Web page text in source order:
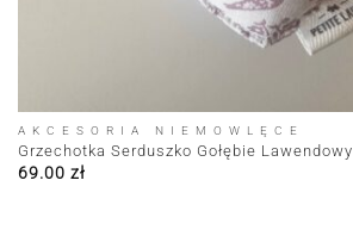
AKCESORIA NIEMOWLĘCE
Grzechotka Serduszko Gołębie Lawendowy
69.00 zł